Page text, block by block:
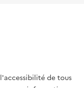
de tous